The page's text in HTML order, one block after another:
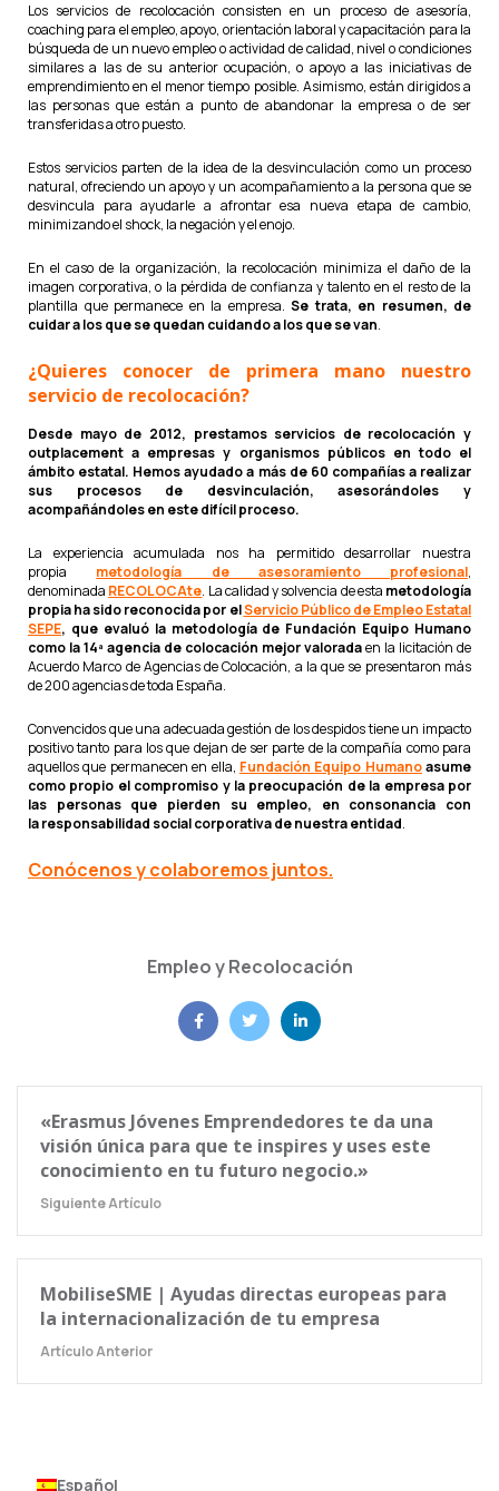
Los servicios de recolocación consisten en un proceso de asesoría,
coaching para el empleo, apoyo, orientación laboral y capacitación para la
búsqueda de un nuevo empleo o actividad de calidad, nivel o condiciones
similares a las de su anterior ocupación, o apoyo a las iniciativas de
emprendimiento en el menor tiempo posible. Asimismo, están dirigidos a
las personas que están a punto de abandonar la empresa o de ser
transferidas a otro puesto.
Estos servicios parten de la idea de la desvinculación como un proceso
natural, ofreciendo un apoyo y un acompañamiento a la persona que se
desvincula para ayudarle a afrontar esa nueva etapa de cambio,
minimizando el shock, la negación y el enojo.
En el caso de la organización, la recolocación minimiza el daño de la
imagen corporativa, o la pérdida de confianza y talento en el resto de la
plantilla que permanece en la empresa. Se trata, en resumen, de
cuidar a los que se quedan cuidando a los que se van.
¿Quieres conocer de primera mano nuestro
servicio de recolocación?
Desde mayo de 2012, prestamos servicios de recolocación y
outplacement a empresas y organismos públicos en todo el
ámbito estatal. Hemos ayudado a más de 60 compañías a realizar
sus procesos de desvinculación, asesorándoles y
acompañándoles en este difícil proceso.
La experiencia acumulada nos ha permitido desarrollar nuestra
propia metodología de asesoramiento profesional,
denominada RECOLOCAte. La calidad y solvencia de esta metodología
propia ha sido reconocida por elServicio Público de Empleo Estatal
SEPE, que evaluó la metodología de Fundación Equipo Humano
como la 14ª agencia de colocación mejor valoradaen la licitación de
Acuerdo Marco de Agencias de Colocación, a la que se presentaron más
de 200 agencias de toda España.
Convencidos que una adecuada gestión de los despidos tiene un impacto
positivo tanto para los que dejan de ser parte de la compañía como para
aquellos que permanecen en ella, Fundación Equipo Humanoasume
como propio el compromiso y la preocupación de la empresa por
las personas que pierden su empleo, en consonancia con
la responsabilidad social corporativa de nuestra entidad.
Conócenos y colaboremos juntos.
Empleo y Recolocación
«Erasmus Jóvenes Emprendedores te da una
visión única para que te inspires y uses este
conocimiento en tu futuro negocio.»
Siguiente Artículo
MobiliseSME | Ayudas directas europeas para
la internacionalización de tu empresa
Artículo Anterior
Español